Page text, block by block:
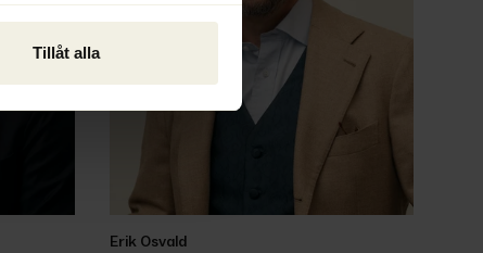
Tillåt alla
Erik Osvald